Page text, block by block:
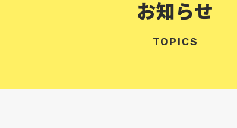
お知らせ
TOPICS